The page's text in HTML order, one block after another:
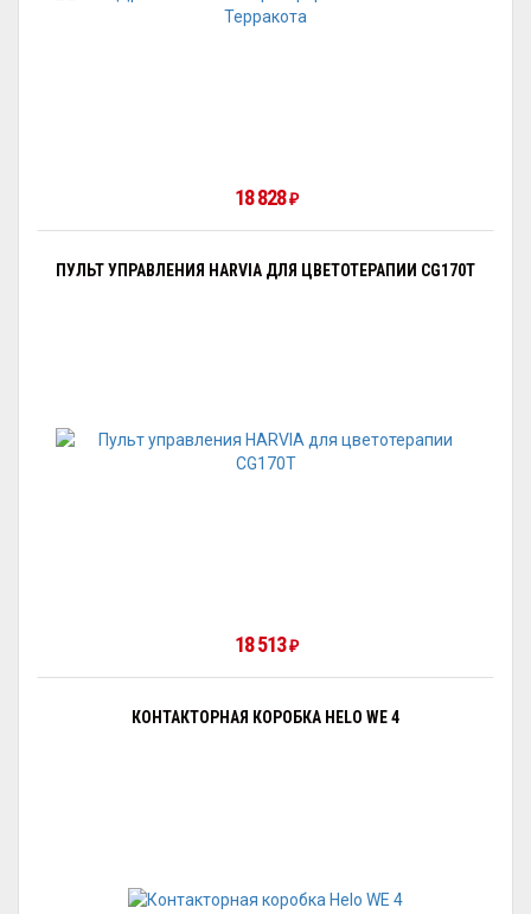
18 828₽
ПУЛЬТ УПРАВЛЕНИЯ HARVIA ДЛЯ ЦВЕТОТЕРАПИИ CG170T
18 513₽
КОНТАКТОРНАЯ КОРОБКА HELO WE 4